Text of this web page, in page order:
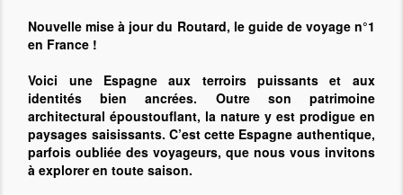
Nouvelle mise à jour du Routard, le guide de voyage n°1
en France !
Voici une Espagne aux terroirs puissants et aux
identités bien ancrées. Outre son patrimoine
architectural époustouflant, la nature y est prodigue en
paysages saisissants. C’est cette Espagne authentique,
parfois oubliée des voyageurs, que nous vous invitons
à explorer en toute saison.